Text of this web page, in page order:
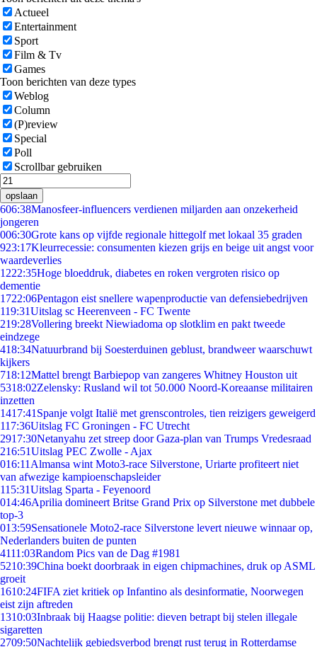
Actueel
Entertainment
Sport
Film & Tv
Games
Toon berichten van deze types
Weblog
Column
(P)review
Special
Poll
Scrollbar gebruiken
opslaan
606:38Manosfeer-influencers verdienen miljarden aan onzekerheid
jongeren
006:30Grote kans op vijfde regionale hittegolf met lokaal 35 graden
923:17Kleurrecessie: consumenten kiezen grijs en beige uit angst voor
waardeverlies
1222:35Hoge bloeddruk, diabetes en roken vergroten risico op
dementie
1722:06Pentagon eist snellere wapenproductie van defensiebedrijven
119:31Uitslag sc Heerenveen - FC Twente
219:28Vollering breekt Niewiadoma op slotklim en pakt tweede
eindzege
418:34Natuurbrand bij Soesterduinen geblust, brandweer waarschuwt
kijkers
718:12Mattel brengt Barbiepop van zangeres Whitney Houston uit
5318:02Zelensky: Rusland wil tot 50.000 Noord-Koreaanse militairen
inzetten
1417:41 Spanje volgt Italië met grenscontroles, tien reizigers geweigerd
117:36Uitslag FC Groningen - FC Utrecht
2917:30Netanyahu zet streep door Gaza-plan van Trumps Vredesraad
216:51Uitslag PEC Zwolle - Ajax
016:11 Almansa wint Moto3-race Silverstone, Uriarte profiteert niet
van afwezige kampioenschapsleider
115:31Uitslag Sparta - Feyenoord
014:46Aprilia domineert Britse Grand Prix op Silverstone met dubbele
top-3
013:59Sensationele Moto2-race Silverstone levert nieuwe winnaar op,
Nederlanders buiten de punten
4111:03Random Pics van de Dag #1981
5210:39China boekt doorbraak in eigen chipmachines, druk op ASML
groeit
1610:24FIFA ziet kritiek op Infantino als desinformatie, Noorwegen
eist zijn aftreden
1310:03Inbraak bij Haagse politie: dieven betrapt bij stelen illegale
sigaretten
2709:50Nachtelijk gebiedsverbod brengt rust terug in Rotterdamse